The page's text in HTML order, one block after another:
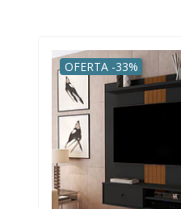
OFERTA -33%